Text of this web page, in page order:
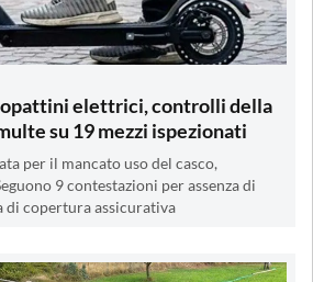
elettrici, controlli della
su 19 mezzi ispezionati
per il mancato uso del casco,
9 contestazioni per assenza di
di copertura assicurativa